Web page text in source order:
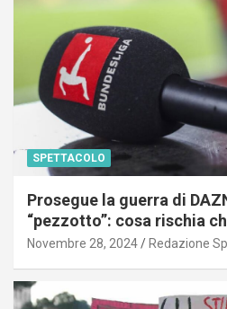
SPETTACOLO
Prosegue la guerra di
“pezzotto”: cosa rischia
Novembre 28, 2024 Redazione